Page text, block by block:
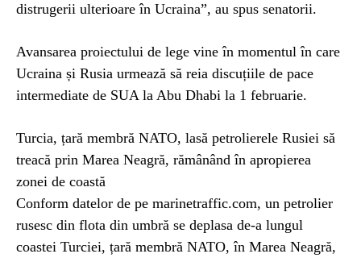
distrugerii ulterioare în Ucraina”, au spus senatorii.
Avansarea proiectului de lege vine în momentul în care
Ucraina și Rusia urmează să reia discuțiile de pace
intermediate de SUA la Abu Dhabi la 1 februarie.
Turcia, țară membră NATO, lasă petrolierele Rusiei să
treacă prin Marea Neagră, rămânând în apropierea
zonei de coastă
Conform datelor de pe marinetraffic.com, un petrolier
rusesc din flota din umbră se deplasa de-a lungul
coastei Turciei, țară membră NATO, în Marea Neagră,